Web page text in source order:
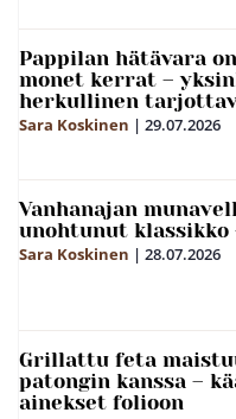
Pappilan hätävara
monet kerrat –
herkullinen
Sara Koskinen | 29.07.2026
Vanhanajan
unohtunut klassikko
Sara Koskinen | 28.07.2026
Grillattu feta
patongin kanssa –
ainekset folioon